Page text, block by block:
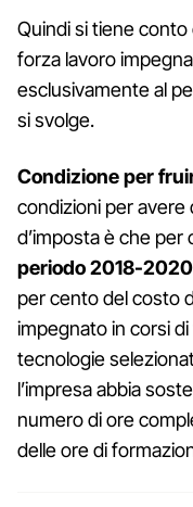
Quindi si tiene conto
forza lavoro
esclusivamente al
si svolge.
Condizione per
condizioni per avere
d’imposta è che
periodo 2018-2020
per cento del costo
impegnato in corsi
tecnologie
l’impresa abbia
numero di ore
delle ore di